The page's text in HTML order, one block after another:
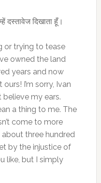
दस्तावेज दिखाता हूँ।
or trying to tease
owned the land
years and now
I’m sorry, Ivan
believe my ears.
a thing to me. The
come to more
about three hundred
by the injustice of
like, but I simply